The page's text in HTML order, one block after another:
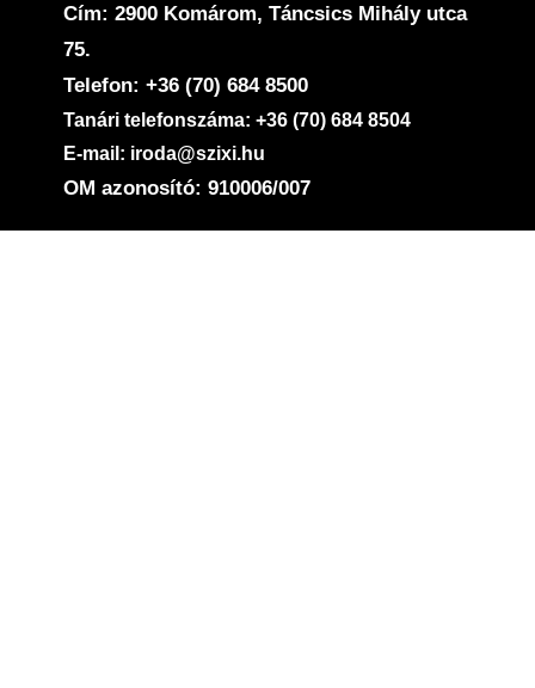
Cím: 2900 Komárom, Táncsics Mihály utca
75.
Telefon: +36 (70) 684 8500
Tanári telefonszáma: +36 (70) 684 8504
E-mail: iroda@szixi.hu
OM azonosító: 910006/007